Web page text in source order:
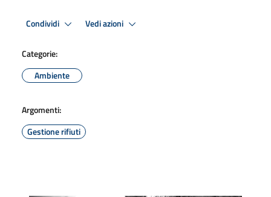
Condividi Vedi azioni
Categorie:
Ambiente
Argomenti:
Gestione rifiuti